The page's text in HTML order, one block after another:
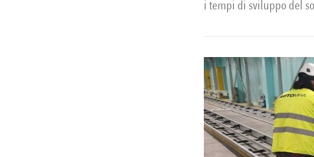
i tempi di sviluppo del